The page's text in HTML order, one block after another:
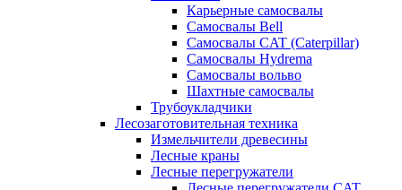
Карьерные самосвалы
Самосвалы Bell
Самосвалы CAT (Caterpillar)
Самосвалы Hydrema
Самосвалы вольво
Шахтные самосвалы
Трубоукладчики
Лесозаготовительная техника
Измельчители древесины
Лесные краны
Лесные перегружатели